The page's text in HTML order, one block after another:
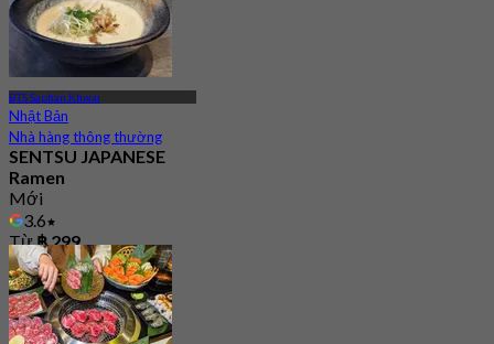
BTS Saphan Khwai
Nhật Bản
Nhà hàng thông thường
SENTSU JAPANESE
Ramen
Mới
3.6
Từ฿ 299